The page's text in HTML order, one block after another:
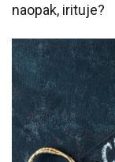
naopak, irituje?